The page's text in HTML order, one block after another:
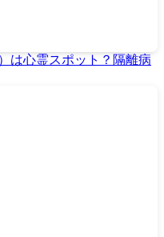
は心霊スポット？隔離病